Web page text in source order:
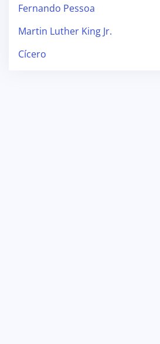
Fernando Pessoa
Martin Luther King Jr.
Cícero